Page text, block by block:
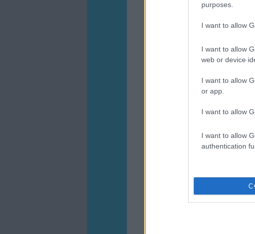
purposes.
I want to allow
I want to allow
web or device
I want to allow
or app.
I want to allow
I want to allow
authentication